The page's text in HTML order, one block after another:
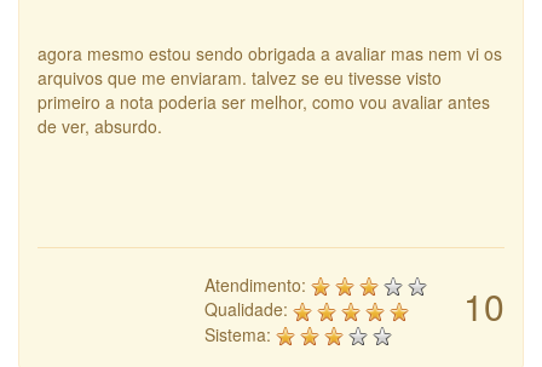
agora mesmo estou sendo obrigada a avaliar mas nem vi os
arquivos que me enviaram. talvez se eu tivesse visto
primeiro a nota poderia ser melhor, como vou avaliar antes
de ver, absurdo.
10
Atendimento:
Qualidade:
Sistema: